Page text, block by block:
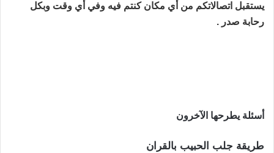
يستقبل اتصالاتكم من أي مكان كنتم فيه وفي أي وقت وبكل
رحابة صدر .
أسئلة يطرحها الآخرون
طريقة جلب الحبيب بالقران